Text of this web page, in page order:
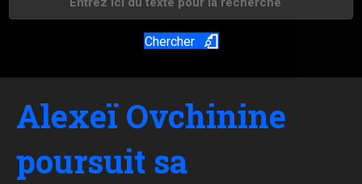
Chercher
Alexeï Ovchinine
poursuit sa